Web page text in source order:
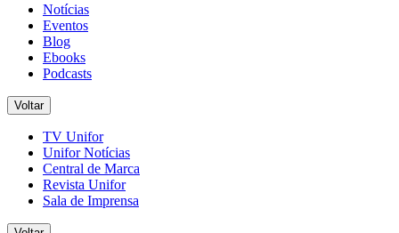
Notícias
Eventos
Blog
Ebooks
Podcasts
Voltar
TV Unifor
Unifor Notícias
Central de Marca
Revista Unifor
Sala de Imprensa